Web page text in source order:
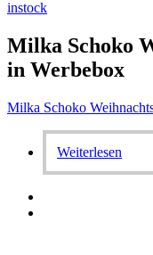
instock
Milka Schoko
in Werbebox
Milka Schoko
Weiterlesen